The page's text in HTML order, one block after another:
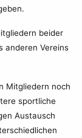
beider
anderen Vereins
Mitgliedern noch
sportliche
Austausch